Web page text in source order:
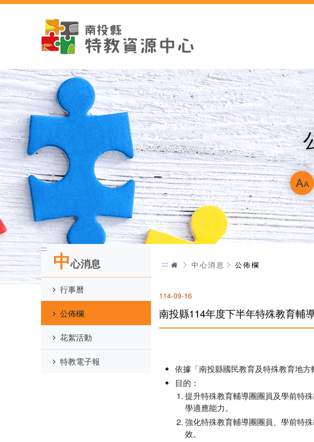
跳
中心消息
:::
行事曆
公佈欄
花絮活動
特教電子報
::: 首頁中心消息 公佈欄
114-09-16
南投縣114年度下半年特殊教育輔
依據「南投縣國民教育及特殊教育地方
目的：
提升特殊教育輔導團團員及學前特
學適應能力。
強化特殊教育輔導團團員、學前特
效。